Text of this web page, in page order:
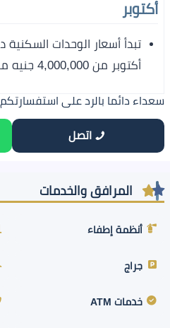
أكتوبر
أكتوبر من 4,000,000 جنيه مصري.
سعداء دائما بالرد على استفسارتكم
اتصل
المرافق والخدمات
أنظمة إطفاء
جراج
خدمات ATM